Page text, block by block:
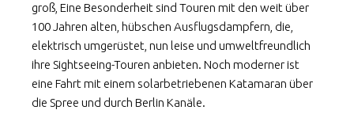
groß, Eine Besonderheit sind Touren mit den weit über
100 Jahren alten, hübschen Ausflugsdampfern, die,
elektrisch umgerüstet, nun leise und umweltfreundlich
ihre Sightseeing-Touren anbieten. Noch moderner ist
eine Fahrt mit einem solarbetriebenen Katamaran über
die Spree und durch Berlin Kanäle.